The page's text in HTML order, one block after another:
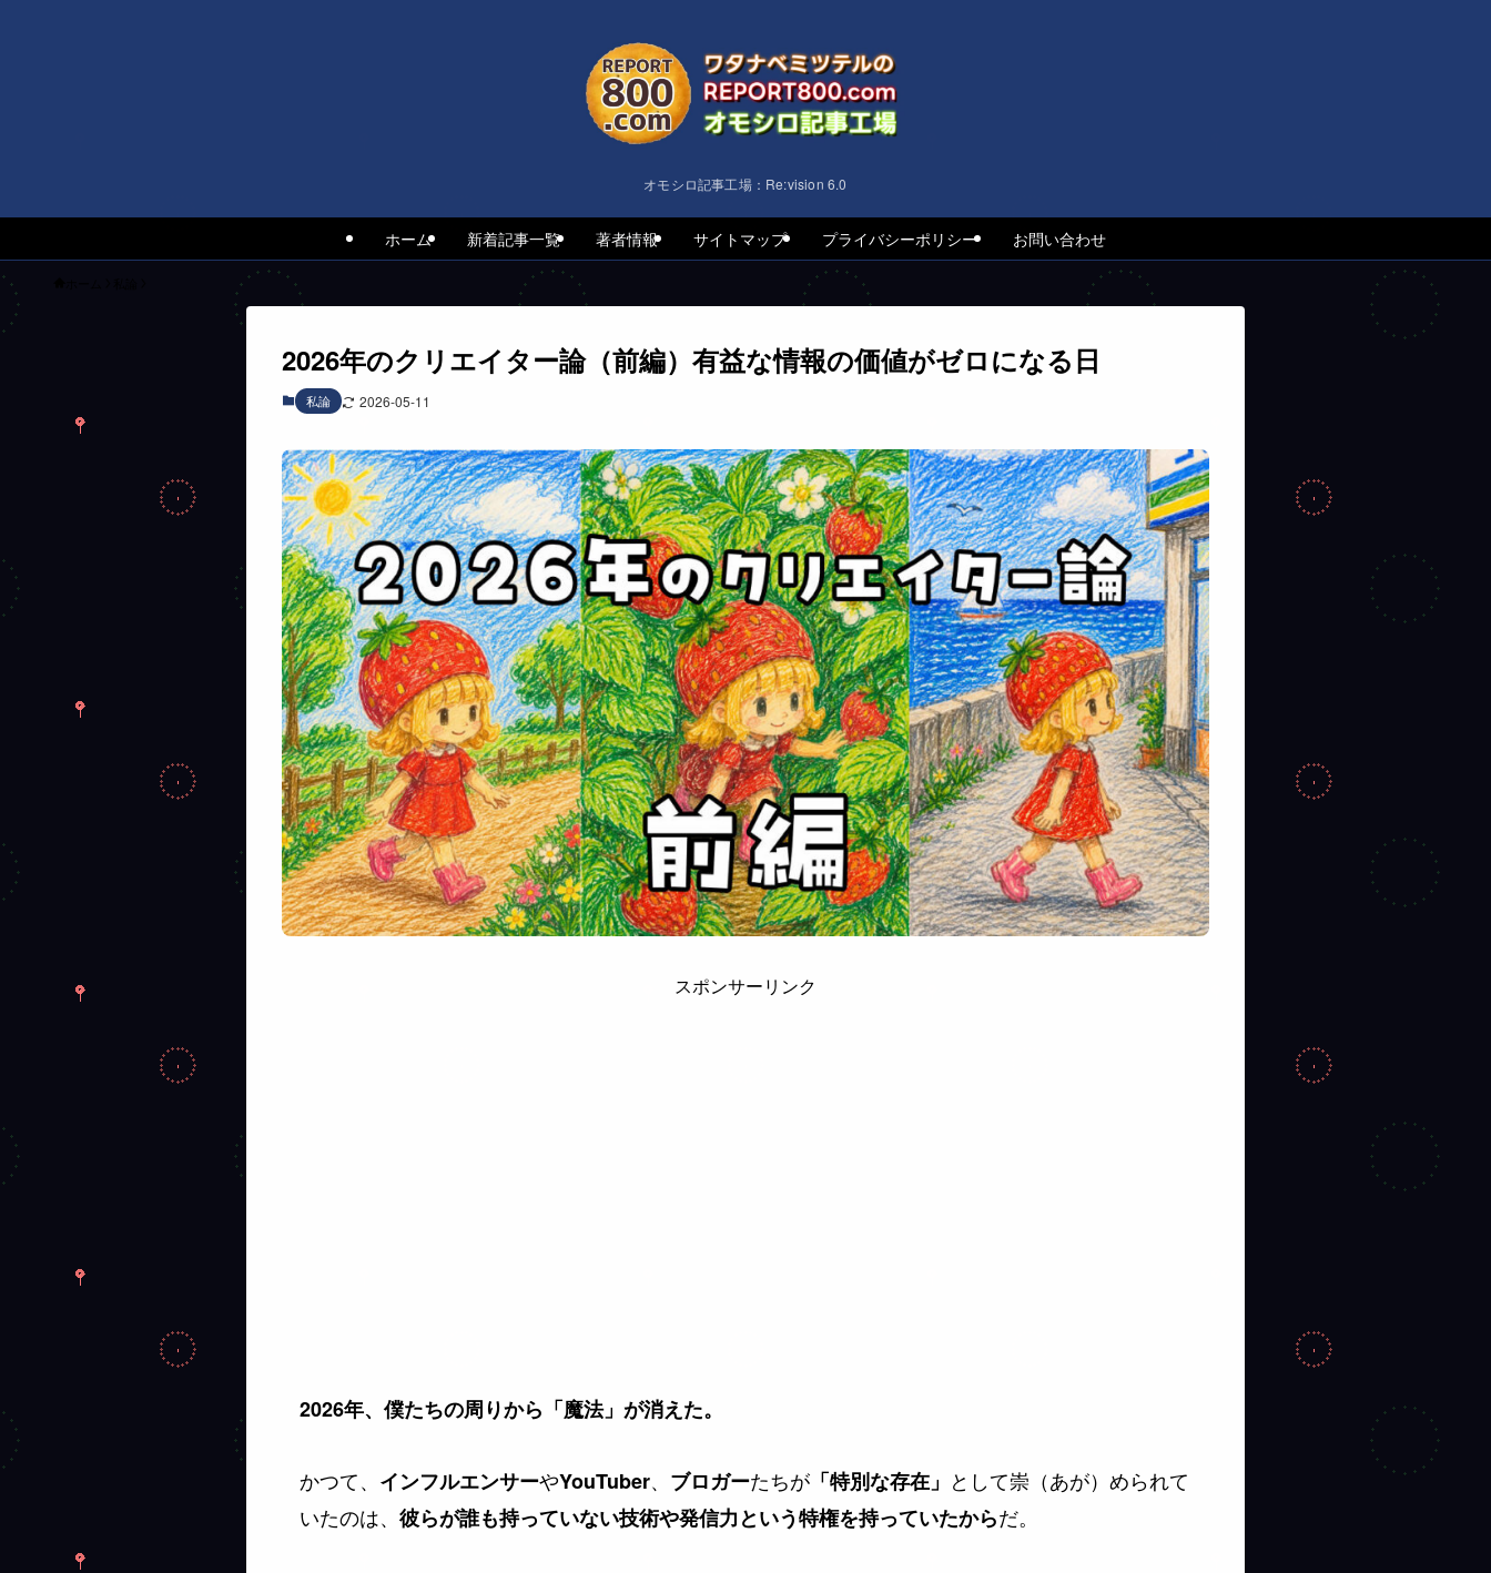
オモシロ記事工場：Re:vision 6.0
ホーム 新着記事一覧 著者情報 サイトマップ プライバシーポリシー お問い合わせ
2026年のクリエイター論（前編）有益な情報の価値がゼロになる日
私論 2026-05-11
スポンサーリンク
2026年、僕たちの周りから「魔法」が消えた。
かつて、 インフルエンサーやYouTuber、 ブロガーたちが 「特別な存在」 として崇（あが）められて
いたのは、 彼らが誰も持っていない技術や発信力という特権を持っていたからだ。